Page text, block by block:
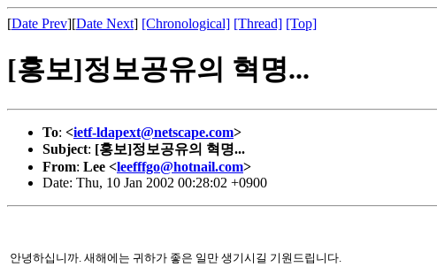
[Date Prev][Date Next] [Chronological] [Thread] [Top]
[홍보]정보공유의 혁명...
To: <ietf-ldapext@netscape.com>
Subject: [홍보]정보공유의 혁명...
From: Lee <leefffgo@hotnail.com>
Date: Thu, 10 Jan 2002 00:28:02 +0900
안녕하십니까. 새해에는 귀하가 좋은 일만 생기시길 기원드립니다.